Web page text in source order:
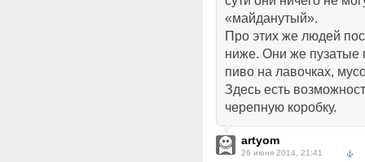
«майданутый».
Про этих же людей
ниже. Они же пузатые
пиво на лавочках,
Здесь есть
черепную коробку.
artyom
26 июня 2014, 21:41